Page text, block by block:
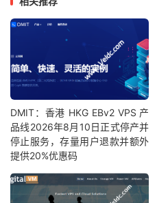
DMIT：香港 HKG EBv2 VPS 产
品线2026年8月10日正式停产并
停止服务，存量用户退款并额外
提供20%优惠码